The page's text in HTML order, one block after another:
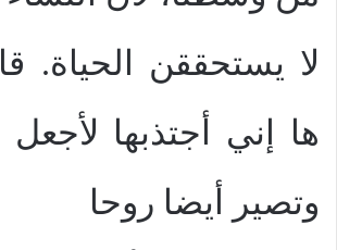
لا يستحققن الحياة.
ها إني أجتذبها لأجعل
وتصير أيضا روحا